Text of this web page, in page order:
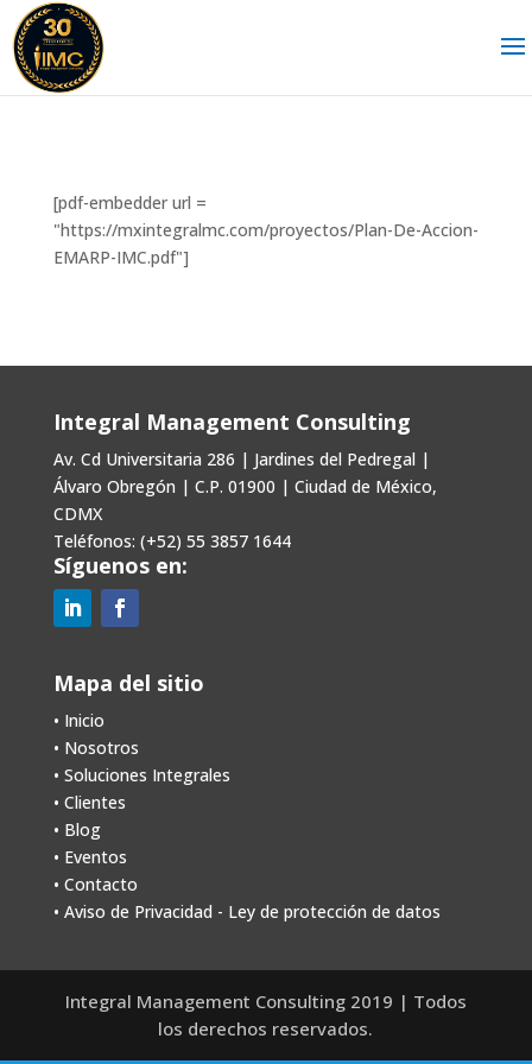
[pdf-embedder url =
"https://mxintegralmc.com/proyectos/Plan-De-Accion-
EMARP-IMC.pdf"]
Integral Management Consulting
Av. Cd Universitaria 286 | Jardines del Pedregal |
Álvaro Obregón | C.P. 01900 | Ciudad de México,
CDMX
Teléfonos: (+52) 55 3857 1644
Síguenos en:
Mapa del sitio
• Inicio
• Nosotros
• Soluciones Integrales
• Clientes
• Blog
• Eventos
• Contacto
• Aviso de Privacidad - Ley de protección de datos
Integral Management Consulting 2019 | Todos
los derechos reservados.